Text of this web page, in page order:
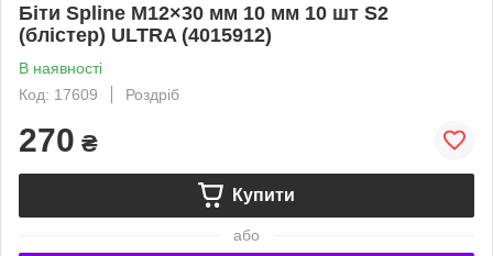
Біти Spline M12×30 мм 10 мм 10 шт S2
(блістер) ULTRA (4015912)
В наявності
Код: 17609
Роздріб
270 ₴
Купити
або